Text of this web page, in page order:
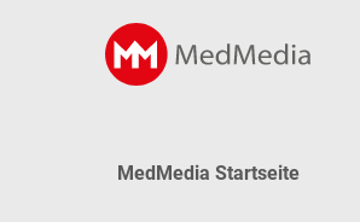
MedMedia Startseite